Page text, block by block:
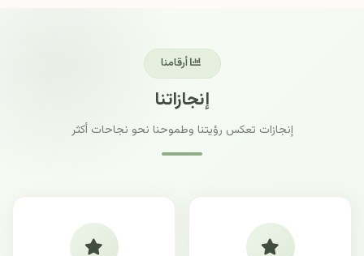
أرقامنا
إنجازاتنا
إنجازات تعكس رؤيتنا وطموحنا نحو نجاحات أكثر